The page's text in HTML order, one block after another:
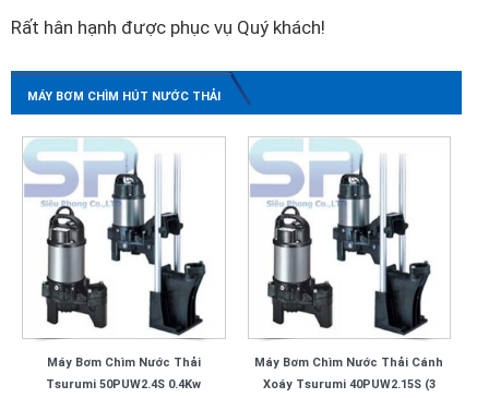
Rất hân hạnh được phục vụ Quý khách!
MÁY BƠM CHÌM HÚT NƯỚC THẢI
Máy Bơm Chìm Nước Thải
Tsurumi 50PUW2.4S 0.4Kw
Máy Bơm Chìm Nước Thải Cánh
Xoáy Tsurumi 40PUW2.15S (3